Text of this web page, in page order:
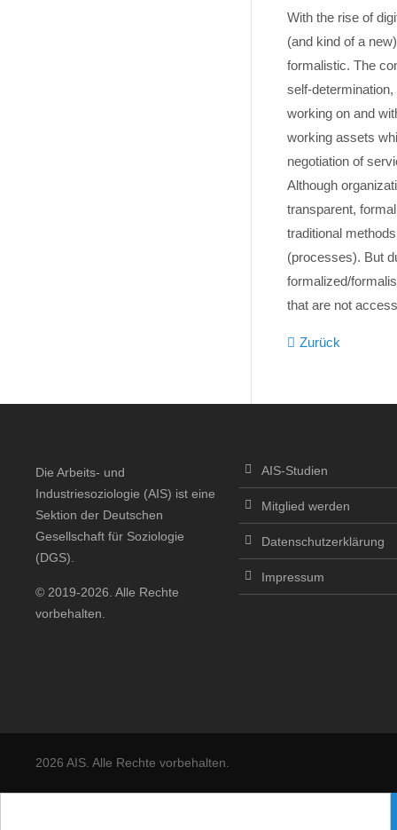
With the rise of
(and kind of a
formalistic. The
self-
working on and
working assets
negotiation of
Although
transparent,
traditional
(processes). But
formalized/
that are not
Zurück
Die Arbeits- und
Industriesoziologie (AIS) ist eine
Sektion der Deutschen
Gesellschaft für Soziologie
(DGS).
© 2019-2026. Alle Rechte
vorbehalten.
AIS-Studien
Mitglied werden
Datenschutzerklärung
Impressum
2026 AIS. Alle Rechte vorbehalten.